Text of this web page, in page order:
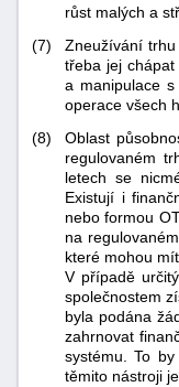
růst malých a
(7)
Zneužívání
třeba jej
a manipulace
operace všech
(8)
Oblast
regulovaném
letech se
Existují i
nebo formou
na
které mohou
V případě
společnostem
byla podána
zahrnovat
systému. To
těmito nástroji